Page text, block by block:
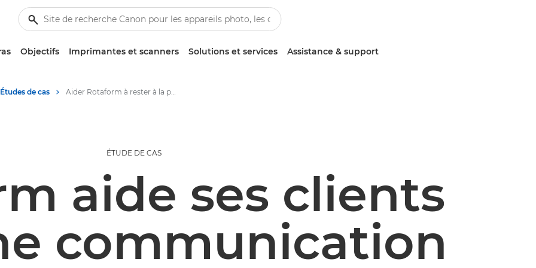
Objectifs Imprimantes et scanners Solutions et services Assistance & support
Études de cas Aider Rotaform à rester à la pointe de la transformation numérique
ÉTUDE DE CAS
aide ses clients
communication